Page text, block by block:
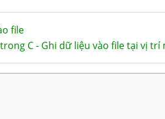
file
C - Ghi dữ liệu vào file tại vị